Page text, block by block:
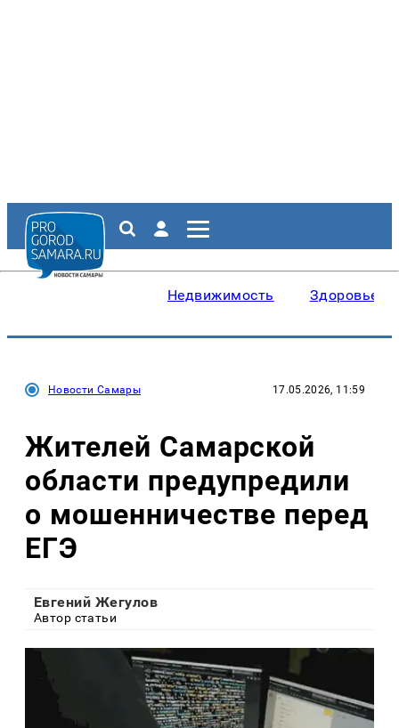
Недвижимость Здоровье
Новости Самары 17.05.2026, 11:59
Жителей Самарской
области предупредили
о мошенничестве перед
ЕГЭ
Евгений Жегулов
Автор статьи